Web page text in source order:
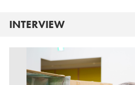
INTERVIEW